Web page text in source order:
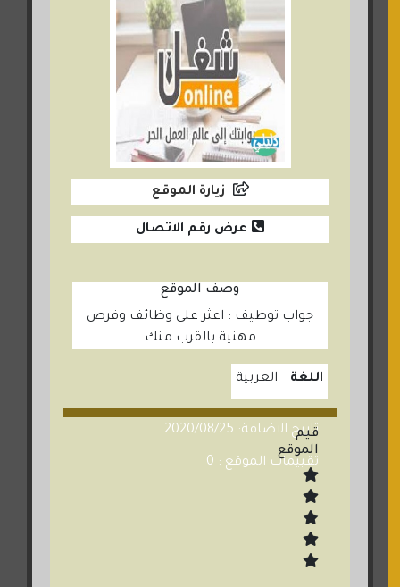
زيارة الموقع
عرض رقم الاتصال
وصف الموقع
جواب توظيف : اعثر على وظائف وفرص
مهنية بالقرب منك
اللغة العربية
تاريخ الاضافة: 2020/08/25
تقييمات الموقع : 0
قيم
الموقع